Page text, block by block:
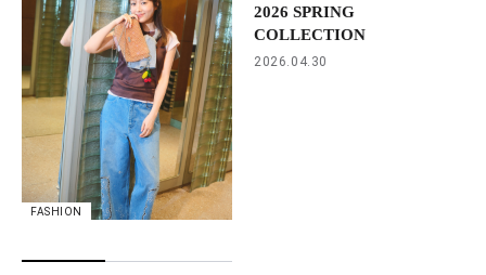
FASHION
2026 SPRING
COLLECTION
2026.04.30